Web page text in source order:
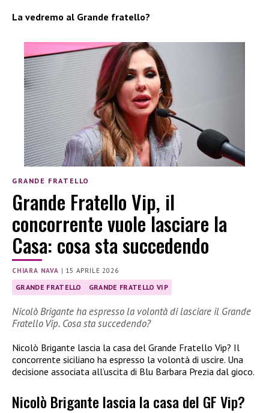
La vedremo al Grande fratello?
GRANDE FRATELLO
Grande Fratello Vip, il
concorrente vuole lasciare la
Casa: cosa sta succedendo
CHIARA NAVA | 15 APRILE 2026
GRANDE FRATELLO GRANDE FRATELLO VIP
Nicolò Brigante ha espresso la volontà di lasciare il Grande
Fratello Vip. Cosa sta succedendo?
Nicolò Brigante lascia la casa del Grande Fratello Vip? Il
concorrente siciliano ha espresso la volontà di uscire. Una
decisione associata all’uscita di Blu Barbara Prezia dal gioco.
Nicolò Brigante lascia la casa del GF Vip?